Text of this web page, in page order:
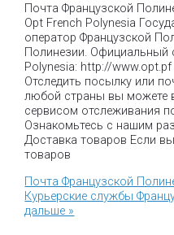
Почта Французской
Opt French Polynesia
оператор Французской
Полинезии. Официальный
Polynesia: http://
Отследить посылку или
любой страны вы можете
сервисом отслеживания
Ознакомьтесь с нашим
Доставка товаров Если
товаров
Почта Французской
Курьерские службы
дальше »